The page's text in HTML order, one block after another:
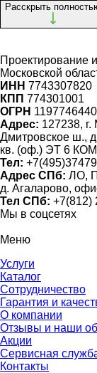
Расскрыть
Проектирование
Московской
ИНН 7743307820
КПП 774301001
ОГРН
Адрес: 127238, г.
Дмитровское ш.,
кв. (оф.) ЭТ 6
Тел:
Адрес СПб: ЛО,
д. Агаларово,
Тел СПб: +7(812)
Мы в соцсетях
Меню
Услуги
Каталог
Сотрудничество
Гарантия и
О компании
Отзывы и наши
Акции
Сервисная
Контакты